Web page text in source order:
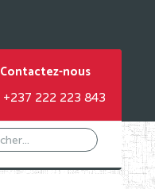
Contactez-nous
+237 222 223 843